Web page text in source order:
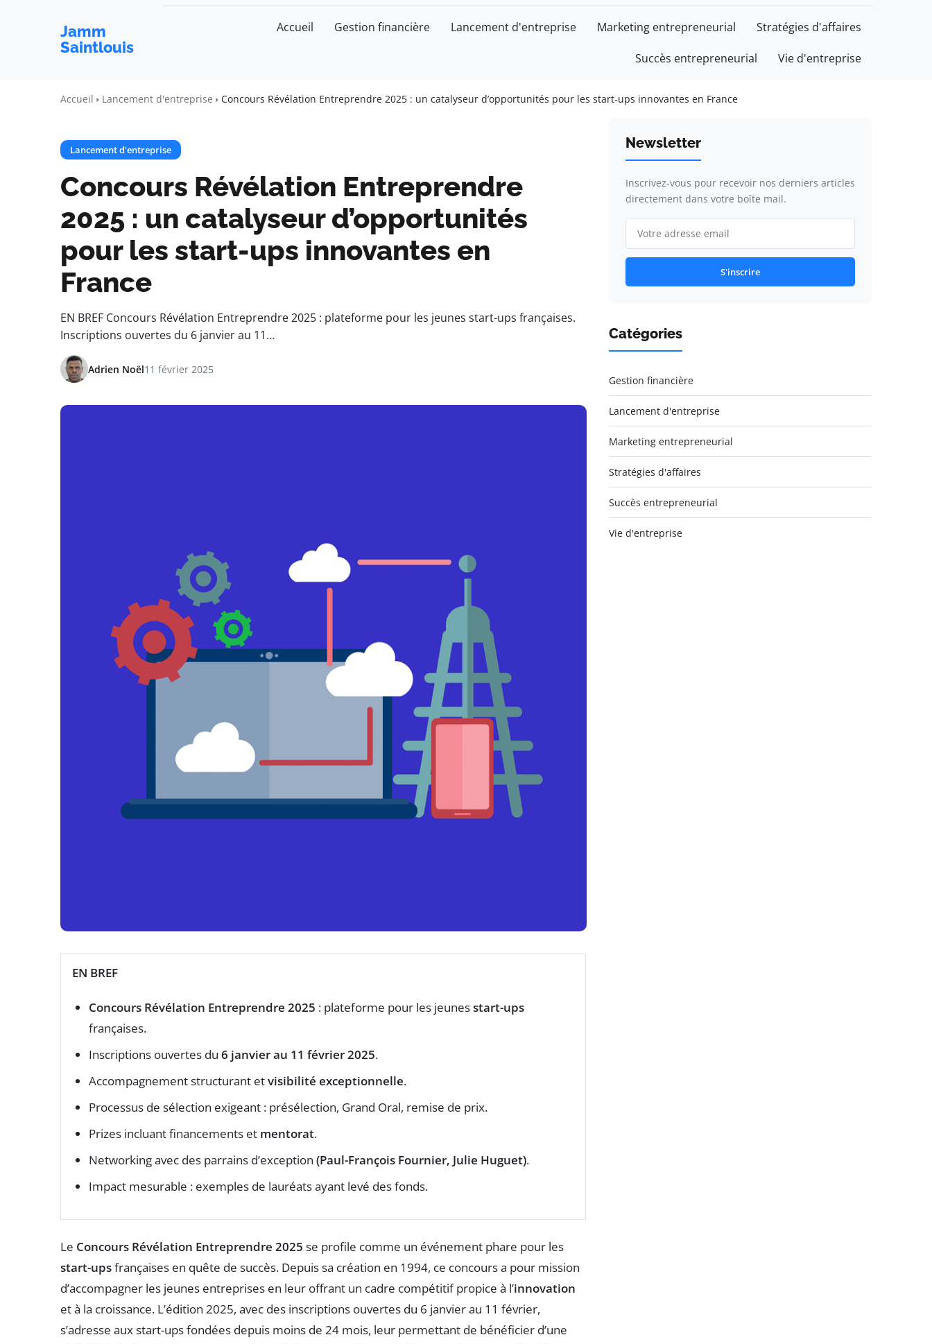
Jamm
Saintlouis
Accueil Gestion financière Lancement d'entreprise Marketing entrepreneurial Stratégies d'affaires
Succès entrepreneurial Vie d'entreprise
Accueil Lancement d'entreprise Concours Révélation Entreprendre 2025 : un catalyseur d’opportunités pour les start-ups innovantes en France
Lancement d'entreprise
Concours Révélation Entreprendre
2025 : un catalyseur d’opportunités
pour les start-ups innovantes en
France
EN BREF Concours Révélation Entreprendre 2025 : plateforme pour les jeunes start-ups françaises.
Inscriptions ouvertes du 6 janvier au 11…
Adrien Noël11 février 2025
EN BREF
Concours Révélation Entreprendre 2025 : plateforme pour les jeunesstart-ups
françaises.
Inscriptions ouvertes du 6 janvier au 11 février 2025.
Accompagnement structurant etvisibilité exceptionnelle.
Processus de sélection exigeant : présélection, Grand Oral, remise de prix.
Prizes incluant financements et mentorat.
Networking avec des parrains d’exception (Paul-François Fournier, Julie Huguet).
Impact mesurable : exemples de lauréats ayant levé des fonds.
Le Concours Révélation Entreprendre 2025 se profile comme un événement phare pour les
start-upsfrançaises en quête de succès. Depuis sa création en 1994, ce concours a pour mission
d’accompagner les jeunes entreprises en leur offrant un cadre compétitif propice à l’innovation
et à la croissance. L’édition 2025, avec des inscriptions ouvertes du 6 janvier au 11 février,
s’adresse aux start-ups fondées depuis moins de 24 mois, leur permettant de bénéficier d’une
Newsletter
Inscrivez-vous pour recevoir nos derniers articles
directement dans votre boîte mail.
S'inscrire
Catégories
Gestion financière
Lancement d'entreprise
Marketing entrepreneurial
Stratégies d'affaires
Succès entrepreneurial
Vie d'entreprise